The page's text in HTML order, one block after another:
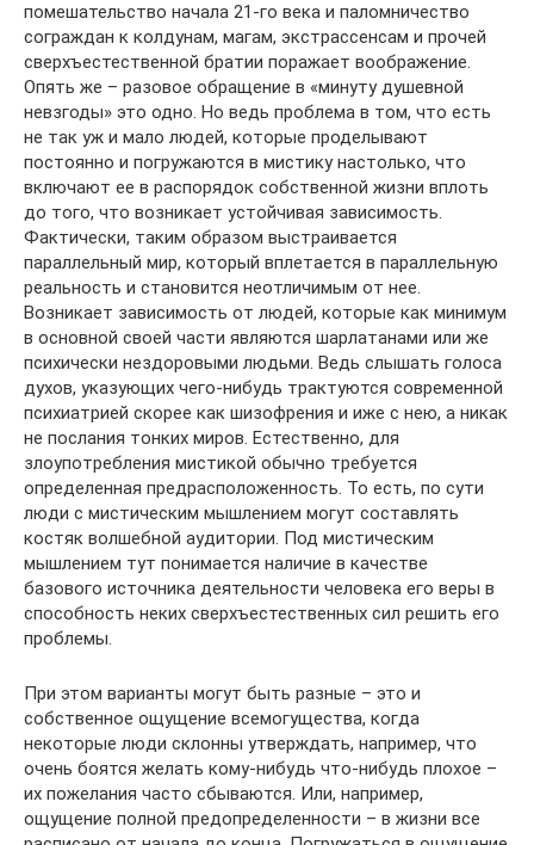
помешательство начала 21-го века и паломничество
сограждан к колдунам, магам, экстрассенсам и прочей
сверхъестественной братии поражает воображение.
Опять же – разовое обращение в «минуту душевной
невзгоды» это одно. Но ведь проблема в том, что есть
не так уж и мало людей, которые проделывают
постоянно и погружаются в мистику настолько, что
включают ее в распорядок собственной жизни вплоть
до того, что возникает устойчивая зависимость.
Фактически, таким образом выстраивается
параллельный мир, который вплетается в параллельную
реальность и становится неотличимым от нее.
Возникает зависимость от людей, которые как минимум
в основной своей части являются шарлатанами или же
психически нездоровыми людьми. Ведь слышать голоса
духов, указующих чего-нибудь трактуются современной
психиатрией скорее как шизофрения и иже с нею, а никак
не послания тонких миров. Естественно, для
злоупотребления мистикой обычно требуется
определенная предрасположенность. То есть, по сути
люди с мистическим мышлением могут составлять
костяк волшебной аудитории. Под мистическим
мышлением тут понимается наличие в качестве
базового источника деятельности человека его веры в
способность неких сверхъестественных сил решить его
проблемы.
При этом варианты могут быть разные – это и
собственное ощущение всемогущества, когда
некоторые люди склонны утверждать, например, что
очень боятся желать кому-нибудь что-нибудь плохое –
их пожелания часто сбываются. Или, например,
ощущение полной предопределенности – в жизни все